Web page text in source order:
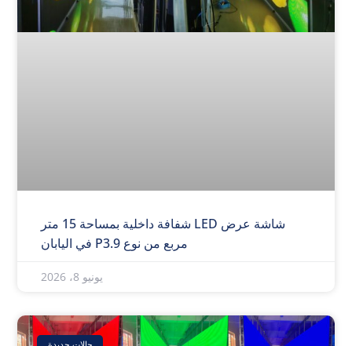
شاشة عرض LED شفافة داخلية بمساحة 15 متر
مربع من نوع P3.9 في اليابان
يونيو 8، 2026